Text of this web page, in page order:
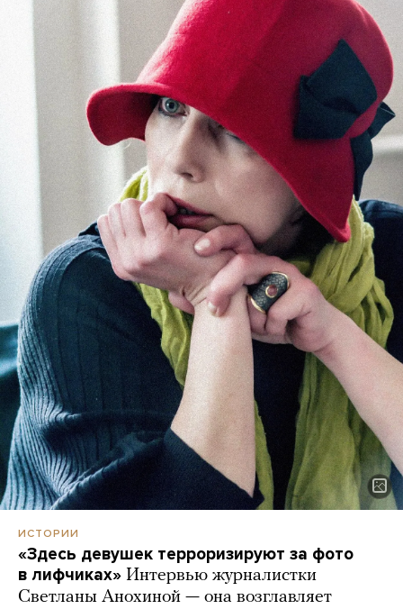
ИСТОРИИ
«Здесь девушек терроризируют за фото
в лифчиках» Интервью журналистки
Светланы Анохиной — она возглавляет